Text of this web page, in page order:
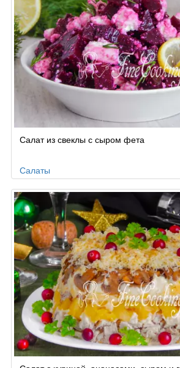
Салат из свеклы с сыром фета
Салаты